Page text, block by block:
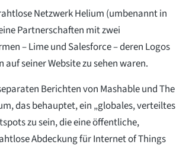
Netzwerk Helium (umbenannt in
Partnerschaften mit zwei
– Lime und Salesforce – deren Logos
auf seiner Website zu sehen waren.
Berichten von Mashable und The
das behauptet, ein „globales, verteiltes
zu sein, die eine öffentliche,
Abdeckung für Internet of Things